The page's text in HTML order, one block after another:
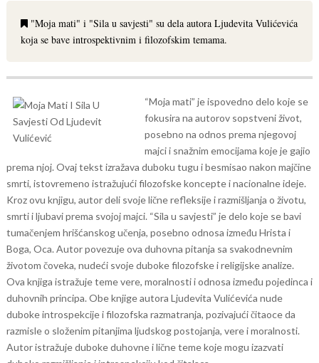
"Moja mati" i "Sila u savjesti" su dela autora Ljudevita Vulićevića
koja se bave introspektivnim i filozofskim temama.
“Moja mati” je ispovedno delo koje se
fokusira na autorov sopstveni život,
posebno na odnos prema njegovoj
majci i snažnim emocijama koje je gajio
prema njoj. Ovaj tekst izražava duboku tugu i besmisao nakon majčine
smrti, istovremeno istražujući filozofske koncepte i nacionalne ideje.
Kroz ovu knjigu, autor deli svoje lične refleksije i razmišljanja o životu,
smrti i ljubavi prema svojoj majci. “Sila u savjesti” je delo koje se bavi
tumačenjem hrišćanskog učenja, posebno odnosa između Hrista i
Boga, Oca. Autor povezuje ova duhovna pitanja sa svakodnevnim
životom čoveka, nudeći svoje duboke filozofske i religijske analize.
Ova knjiga istražuje teme vere, moralnosti i odnosa između pojedinca i
duhovnih principa. Obe knjige autora Ljudevita Vulićevića nude
duboke introspekcije i filozofska razmatranja, pozivajući čitaoce da
razmisle o složenim pitanjima ljudskog postojanja, vere i moralnosti.
Autor istražuje duboke duhovne i lične teme koje mogu izazvati